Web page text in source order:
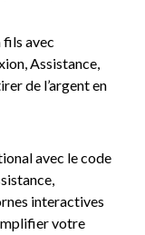
fils avec
Assistance,
de l’argent en
avec le code
interactives
votre